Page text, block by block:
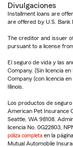
Divulgaciones
Installment loans are
are offered by U.S. Bank
The creditor and issuer
pursuant to a license
El seguro de vida y las
Company. (Sin licencia
Company (con licencia
Illinois.
Los productos de
American Pet Insurance
Seattle, WA 98108.
licencia No. 0G22803,
póliza completa en la
Mutual Automobile